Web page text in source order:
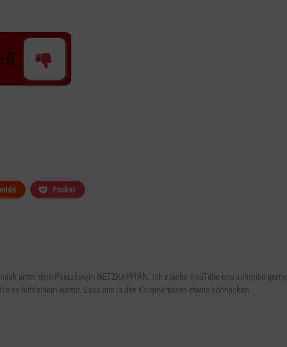
-0
Pocket
unter dem Pseudonym NETZKAPITÄN. Ich mache YouTube und schreibe gerne
es hilft einem weiter. Lass uns in den Kommentaren etwas schnacken.